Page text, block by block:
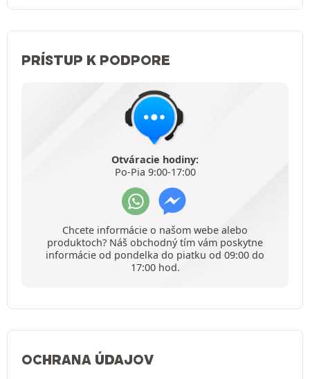
PRÍSTUP K PODPORE
Otváracie hodiny:
Po-Pia 9:00-17:00
Chcete informácie o našom webe alebo
produktoch? Náš obchodný tím vám poskytne
informácie od pondelka do piatku od 09:00 do
17:00 hod.
OCHRANA ÚDAJOV